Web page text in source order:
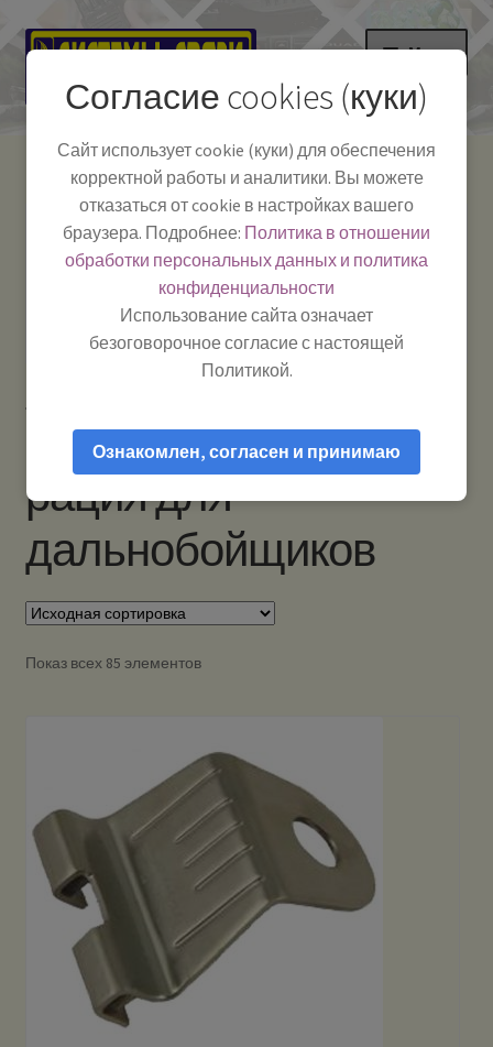
Перейти
навигации
Перейти
содержимому
Меню
Как пользоваться
Полезная информация
Мой аккаунт
Системы Связи:
г. Красноярск, ул.
Работаем:Пн-Пт:
10:00–18:00
-
Телефон:+7-
391-249-1040
Тел.|WA|Telegram:
+79029904090
рация для
дальнобойщиков
Показ всех 85 элементов
Согласие cookies (куки)
Сайт использует cookie (куки) для обеспечения
корректной работы и аналитики. Вы можете
отказаться от cookie в настройках вашего
браузера. Подробнее: Политика в отношении
обработки персональных данных и политика
конфиденциальности
Использование сайта означает
безоговорочное согласие с настоящей
Политикой.
Ознакомлен, согласен и принимаю